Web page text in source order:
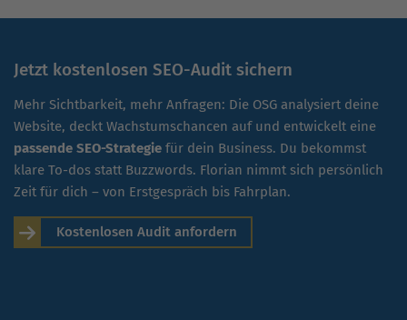
Jetzt kostenlosen SEO-Audit sichern
Mehr Sichtbarkeit, mehr Anfragen: Die OSG analysiert deine
Website, deckt Wachstumschancen auf und entwickelt eine
passende SEO-Strategie für dein Business. Du bekommst
klare To-dos statt Buzzwords. Florian nimmt sich persönlich
Zeit für dich – von Erstgespräch bis Fahrplan.
Kostenlosen Audit anfordern